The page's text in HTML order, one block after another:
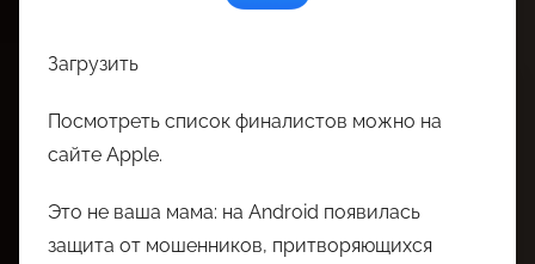
Загрузить
Посмотреть список финалистов можно на
сайте Apple.
Это не ваша мама: на Android появилась
защита от мошенников, притворяющихся